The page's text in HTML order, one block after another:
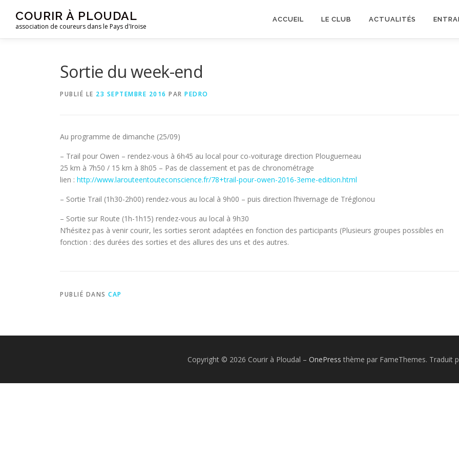
contenu
COURIR À PLOUDAL
association de coureurs dans le Pays d'Iroise
ACCUEIL LE CLUB ACTUALITÉS
Sortie du week-end
PUBLIÉ LE 23 SEPTEMBRE 2016 PAR PEDRO
Au programme de dimanche (25/09)
– Trail pour Owen – rendez-vous à 6h45 au local pour co-voiturage direction Plouguerneau
25 km à 7h50 / 15 km à 8h05 – Pas de classement et pas de chronométrage
lien : http://www.larouteentouteconscience.fr/78+trail-pour-owen-2016-3eme-edition.html
– Sortie Trail (1h30-2h00) rendez-vous au local à 9h00 – puis direction l’hivernage de Tréglonou
– Sortie sur Route (1h-1h15) rendez-vous au local à 9h30
N’hésitez pas à venir courir, les sorties seront adaptées en fonction des participants (Plusieurs groupes possibles en
fonction : des durées des sorties et des allures des uns et des autres.
PUBLIÉ DANS CAP
Copyright © 2026 Courir à Ploudal – OnePress thème par FameThemes. Traduit